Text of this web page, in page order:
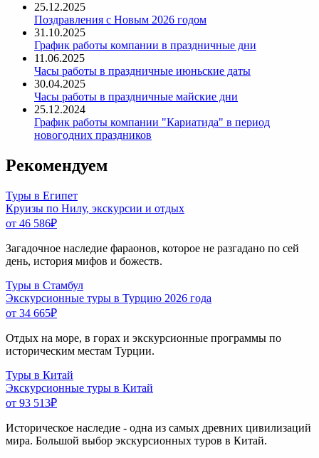
25.12.2025
Поздравления с Новым 2026 годом
31.10.2025
График работы компании в праздничные дни
11.06.2025
Часы работы в праздничные июньские даты
30.04.2025
Часы работы в праздничные майские дни
25.12.2024
График работы компании "Кариатида" в период
новогодних праздников
Рекомендуем
Туры в Египет
Круизы по Нилу, экскурсии и отдых
от 46 586₽
Загадочное наследие фараонов, которое не разгадано по сей
день, история мифов и божеств.
Туры в Стамбул
Экскурсионные туры в Турцию 2026 года
от 34 665₽
Отдых на море, в горах и экскурсионные программы по
историческим местам Турции.
Туры в Китай
Экскурсионные туры в Китай
от 93 513₽
Историческое наследие - одна из самых древних цивилизаций
мира. Большой выбор экскурсионных туров в Китай.